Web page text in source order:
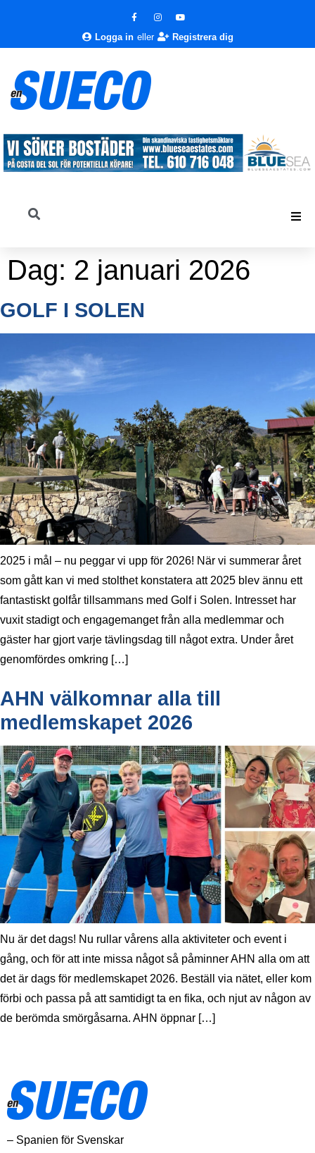
Logga in eller Registrera dig
Dag: 2 januari 2026
GOLF I SOLEN
2025 i mål – nu peggar vi upp för 2026! När vi summerar året
som gått kan vi med stolthet konstatera att 2025 blev ännu ett
fantastiskt golfår tillsammans med Golf i Solen. Intresset har
vuxit stadigt och engagemanget från alla medlemmar och
gäster har gjort varje tävlingsdag till något extra. Under året
genomfördes omkring […]
AHN välkomnar alla till
medlemskapet 2026
Nu är det dags! Nu rullar vårens alla aktiviteter och event i
gång, och för att inte missa något så påminner AHN alla om att
det är dags för medlemskapet 2026. Beställ via nätet, eller kom
förbi och passa på att samtidigt ta en fika, och njut av någon av
de berömda smörgåsarna. AHN öppnar […]
– Spanien för Svenskar